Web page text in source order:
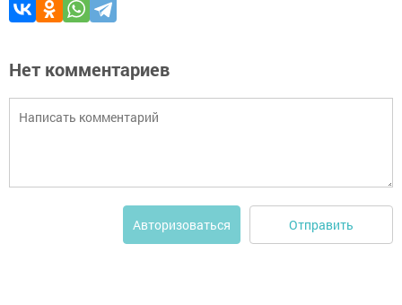
Нет комментариев
Авторизоваться Отправить